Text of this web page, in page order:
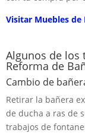
Visitar Muebles de
Algunos de los
Reforma de
Cambio de
Retirar la bañera
de ducha a ras de
trabajos de